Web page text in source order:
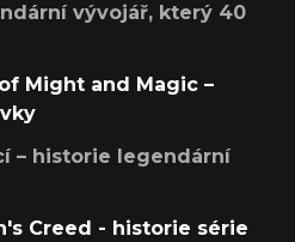
vývojář, který 40
Might and Magic –
– historie legendární
Creed - historie série